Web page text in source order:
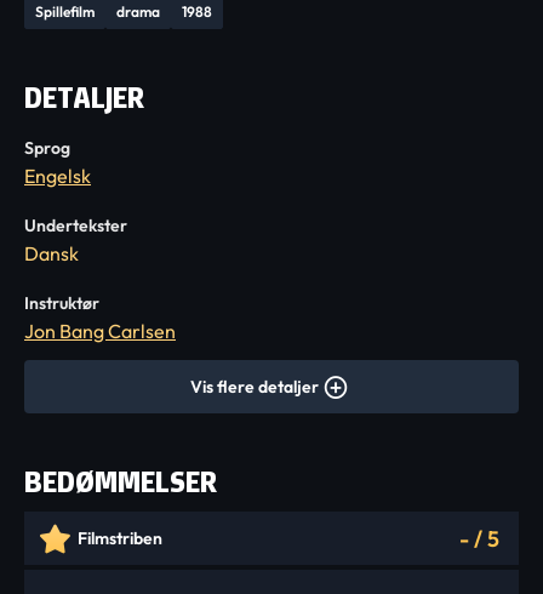
Spillefilm drama 1988
DETALJER
Sprog
Engelsk
Undertekster
Dansk
Instruktør
Jon Bang Carlsen
Vis flere detaljer
BEDØMMELSER
Filmstriben -/5